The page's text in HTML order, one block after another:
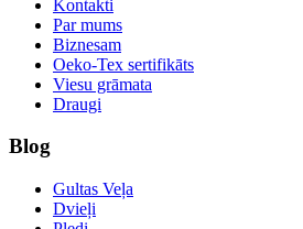
Kontakti
Par mums
Biznesam
Oeko-Tex sertifikāts
Viesu grāmata
Draugi
Blog
Gultas Veļa
Dvieļi